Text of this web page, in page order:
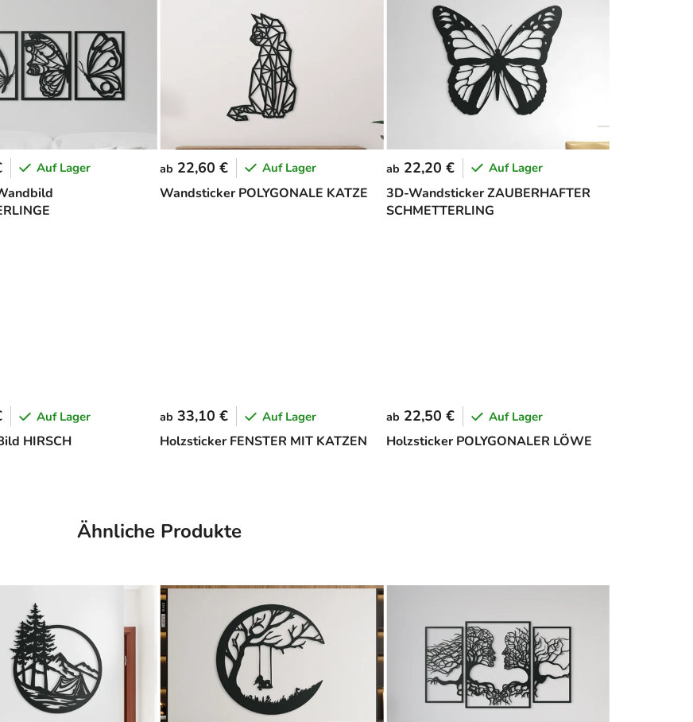
Auf Lager
Wandsticker POLYGONALE KATZE
ab 22,60 € Auf Lager
3D-Wandsticker ZAUBERHAFTER
SCHMETTERLING
ab 22,20 € Auf Lager
HIRSCH
Auf Lager
Holzsticker FENSTER MIT KATZEN
ab 33,10 € Auf Lager
Holzsticker POLYGONALER LÖWE
ab 22,50 € Auf Lager
Ähnliche Produkte